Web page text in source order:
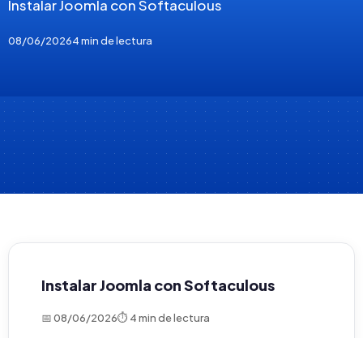
Instalar Joomla con Softaculous
08/06/20264 min de lectura
Instalar Joomla con Softaculous
📅 08/06/2026⏱ 4 min de lectura